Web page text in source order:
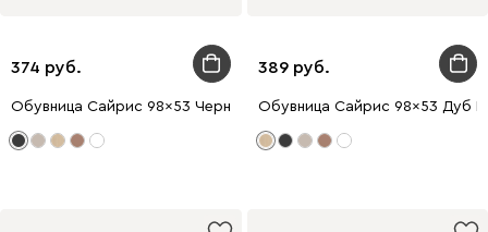
374
Обувница Сайрис 98x53 Черный
389
Обувница Сайрис 98x53 Дуб